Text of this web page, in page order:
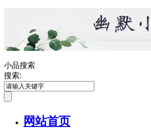
小品搜索
搜索:
网站首页